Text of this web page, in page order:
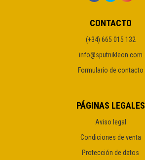
CONTACTO
(+34) 665 015 132
info@sputnikleon.com
Formulario de contacto
PÁGINAS LEGALES
Aviso legal
Condiciones de venta
Protección de datos